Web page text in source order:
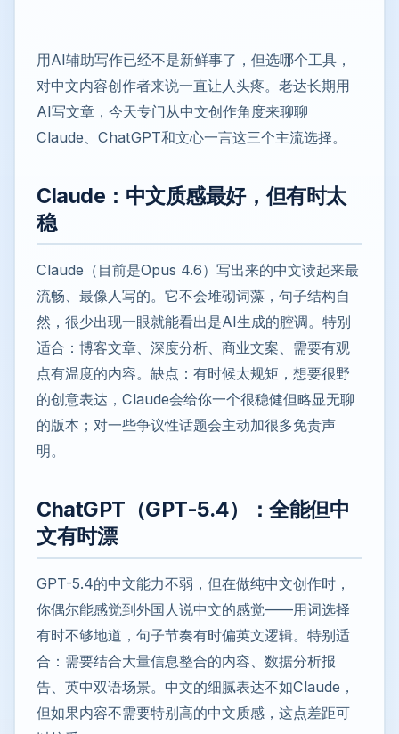
用AI辅助写作已经不是新鲜事了，但选哪个工具，
对中文内容创作者来说一直让人头疼。老达长期用
AI写文章，今天专门从中文创作角度来聊聊
Claude、ChatGPT和文心一言这三个主流选择。
Claude：中文质感最好，但有时太
稳
Claude（目前是Opus 4.6）写出来的中文读起来最
流畅、最像人写的。它不会堆砌词藻，句子结构自
然，很少出现一眼就能看出是AI生成的腔调。特别
适合：博客文章、深度分析、商业文案、需要有观
点有温度的内容。缺点：有时候太规矩，想要很野
的创意表达，Claude会给你一个很稳健但略显无聊
的版本；对一些争议性话题会主动加很多免责声
明。
ChatGPT（GPT-5.4）：全能但中
文有时漂
GPT-5.4的中文能力不弱，但在做纯中文创作时，
你偶尔能感觉到外国人说中文的感觉——用词选择
有时不够地道，句子节奏有时偏英文逻辑。特别适
合：需要结合大量信息整合的内容、数据分析报
告、英中双语场景。中文的细腻表达不如Claude，
但如果内容不需要特别高的中文质感，这点差距可